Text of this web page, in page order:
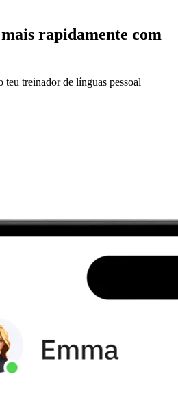
rapidamente com
treinador de línguas pessoal